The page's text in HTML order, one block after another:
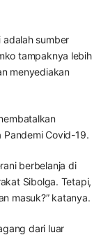
adalah sumber
tampaknya lebih
menyediakan
Pandemi Covid-19.
berbelanja di
Sibolga. Tetapi,
masuk?” katanya.
dari luar